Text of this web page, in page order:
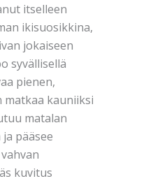
itselleen
ikisuosikkina,
jokaiseen
syvällisellä
pienen,
kauniiksi
matalan
pääsee
kuvitus